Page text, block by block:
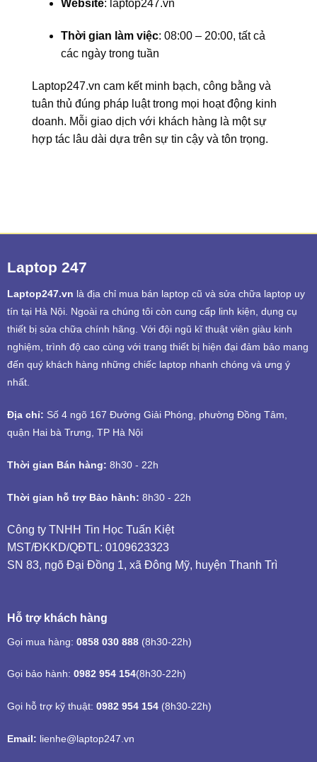
Website: laptop247.vn
Thời gian làm việc: 08:00 – 20:00, tất cả
các ngày trong tuần
Laptop247.vn cam kết minh bạch, công bằng và
tuân thủ đúng pháp luật trong mọi hoạt động kinh
doanh. Mỗi giao dịch với khách hàng là một sự
hợp tác lâu dài dựa trên sự tin cậy và tôn trọng.
Laptop 247
Laptop247.vn là địa chỉ mua bán laptop cũ và sửa chữa laptop uy
tín tại Hà Nội. Ngoài ra chúng tôi còn cung cấp linh kiện, dụng cụ
thiết bị sửa chữa chính hãng. Với đội ngũ kĩ thuật viên giàu kinh
nghiệm, trình độ cao cùng với trang thiết bị hiện đại đảm bảo mang
đến quý khách hàng những chiếc laptop nhanh chóng và ưng ý
nhất.
Địa chỉ: Số 4 ngõ 167 Đường Giải Phóng, phường Đồng Tâm,
quận Hai bà Trưng, TP Hà Nội
Thời gian Bán hàng: 8h30 - 22h
Thời gian hỗ trợ Bảo hành: 8h30 - 22h
Công ty TNHH Tin Học Tuấn Kiệt
MST/ĐKKD/QĐTL: 0109623323
SN 83, ngõ Đại Đồng 1, xã Đông Mỹ, huyện Thanh Trì
Hỗ trợ khách hàng
Gọi mua hàng: 0858 030 888(8h30-22h)
Gọi bảo hành: 0982 954 154(8h30-22h)
Gọi hỗ trợ kỹ thuật: 0982 954 154 (8h30-22h)
Email: lienhe@laptop247.vn